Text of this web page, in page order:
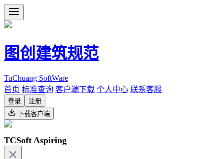
图创建筑规范
TuChuang SoftWare
首页 标准查询 客户端下载 个人中心 联系客服
登录
注册
下载客户端
TCSoft Aspiring